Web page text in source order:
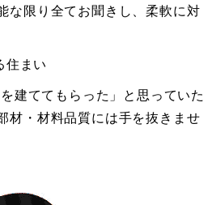
な限り全てお聞きし、柔軟に対
住まい
建ててもらった」と思っていた
材・材料品質には手を抜きませ